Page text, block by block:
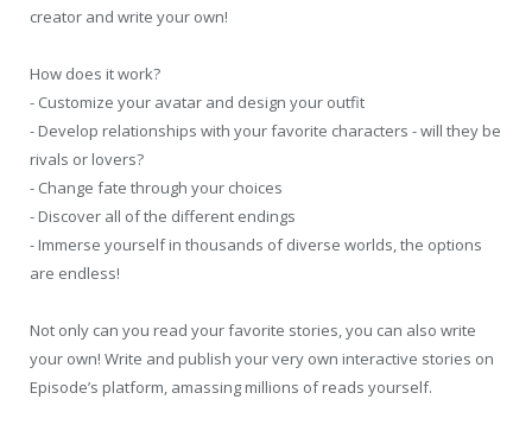
creator and write your own!
How does it work?
- Customize your avatar and design your outfit
- Develop relationships with your favorite characters - will they be
rivals or lovers?
- Change fate through your choices
- Discover all of the different endings
- Immerse yourself in thousands of diverse worlds, the options
are endless!
Not only can you read your favorite stories, you can also write
your own! Write and publish your very own interactive stories on
Episode’s platform, amassing millions of reads yourself.